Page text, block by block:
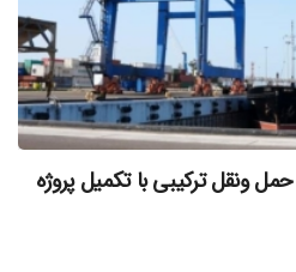
ونقل ترکیبی با تکمیل پروژه‌